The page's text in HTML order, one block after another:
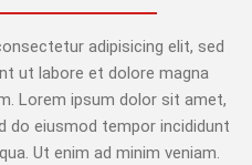
adipisicing elit, sed
ut labore et dolore magna
Lorem ipsum dolor sit amet,
do eiusmod tempor incididunt
Ut enim ad minim veniam.